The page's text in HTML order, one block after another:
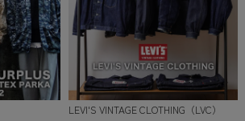
LEVI'S VINTAGE CLOTHING（LVC）